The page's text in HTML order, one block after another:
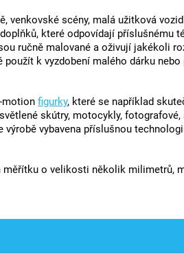
venkovské scény, malá užitková
které odpovídají příslušnému
ručně malované a oživují jakékoli
k vyzdobení malého dárku
motion figurky, které se například
skútry, motocykly,
výrobě vybavena příslušnou
měřítku o velikosti několik milimetrů,